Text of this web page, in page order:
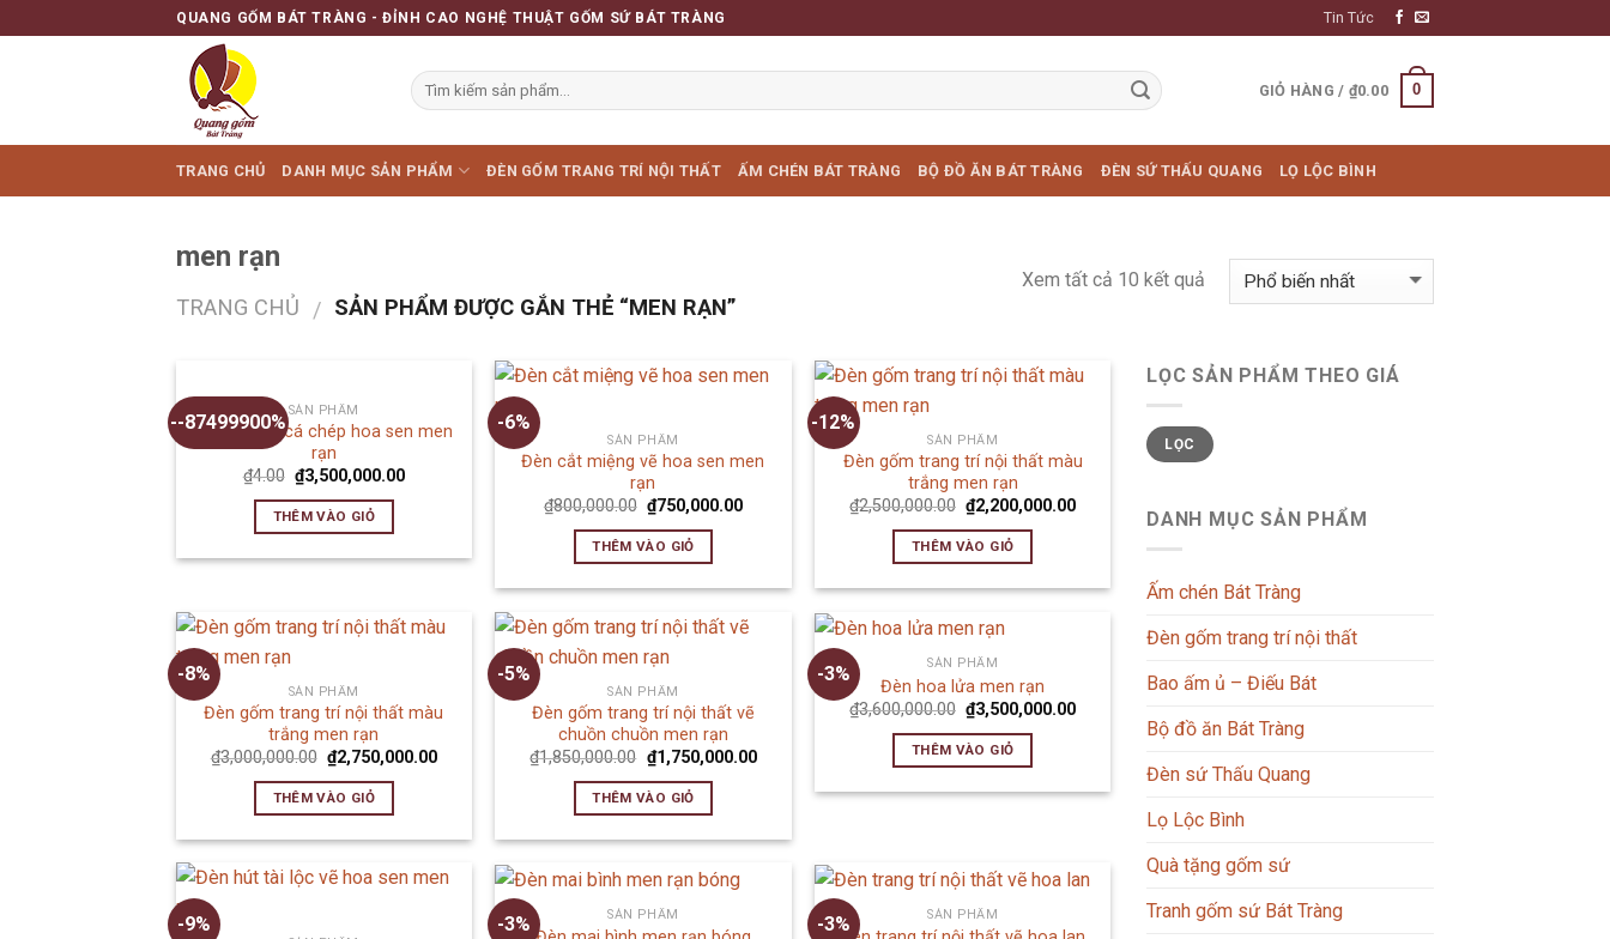
QUANG GỐM BÁT TRÀNG - ĐỈNH CAO NGHỆ THUẬT GỐM SỨ BÁT TRÀNG Tin Tức
GIỎ HÀNG / ₫0.00 0
TRANG CHỦ DANH MỤC SẢN PHẨM ĐÈN GỐM TRANG TRÍ NỘI THẤT ẤM CHÉN BÁT TRÀNG BỘ ĐỒ ĂN BÁT TRÀNG ĐÈN SỨ THẤU QUANG LỌ LỘC BÌNH
men rạn
TRANG CHỦ / SẢN PHẨM ĐƯỢC GẮN THẺ “MEN RẠN”
Xem tất cả 10 kết quả
--87499900%
SẢN PHẨM
Đèn ấm vẽ cá chép hoa sen men
rạn
₫4.00 ₫3,500,000.00
THÊM VÀO GIỎ
-6%
SẢN PHẨM
Đèn cắt miệng vẽ hoa sen men
rạn
₫800,000.00 ₫750,000.00
THÊM VÀO GIỎ
-12%
SẢN PHẨM
Đèn gốm trang trí nội thất màu
trắng men rạn
₫2,500,000.00 ₫2,200,000.00
THÊM VÀO GIỎ
-8%
SẢN PHẨM
Đèn gốm trang trí nội thất màu
trắng men rạn
₫3,000,000.00 ₫2,750,000.00
THÊM VÀO GIỎ
-5%
SẢN PHẨM
Đèn gốm trang trí nội thất vẽ
chuồn chuồn men rạn
₫1,850,000.00 ₫1,750,000.00
THÊM VÀO GIỎ
-3% SẢN PHẨM
Đèn hoa lửa men rạn
₫3,600,000.00 ₫3,500,000.00
THÊM VÀO GIỎ
-9% -3% SẢN PHẨM -3% SẢN PHẨM
LỌC SẢN PHẨM THEO GIÁ
LỌC
DANH MỤC SẢN PHẨM
Ấm chén Bát Tràng
Đèn gốm trang trí nội thất
Bao ấm ủ – Điếu Bát
Bộ đồ ăn Bát Tràng
Đèn sứ Thấu Quang
Lọ Lộc Bình
Quà tặng gốm sứ
Tranh gốm sứ Bát Tràng